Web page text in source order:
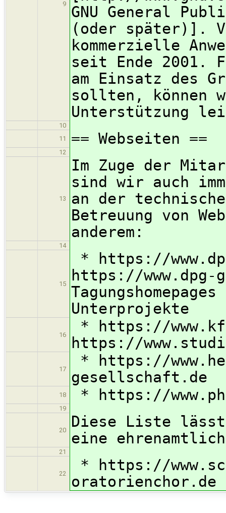
9
GNU General
(oder später)].
kommerzielle
seit Ende 2001.
am Einsatz des
sollten, können
Unterstützung
10
11
== Webseiten ==
12
13
Im Zuge der
sind wir auch
an der
Betreuung von
anderem:
14
15
* https://
https://www.dpg-
Unterprojekte
16
* https://
https://
17
* https://
gesellschaft.de
18 * https://
19
20
Diese Liste
eine
21
22
* https://
oratorienchor.de